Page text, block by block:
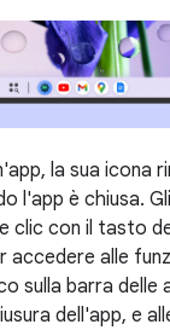
la sua icona
l'app è chiusa.
clic con il tasto
accedere alle
sulla barra delle
dell'app, e